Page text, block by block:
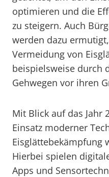
optimieren und die
zu steigern. Auch
werden dazu
Vermeidung von
beispielsweise durch
Gehwegen vor ihren
Mit Blick auf das Jahr
Einsatz moderner
Eisglättebekämpfung
Hierbei spielen
Apps und